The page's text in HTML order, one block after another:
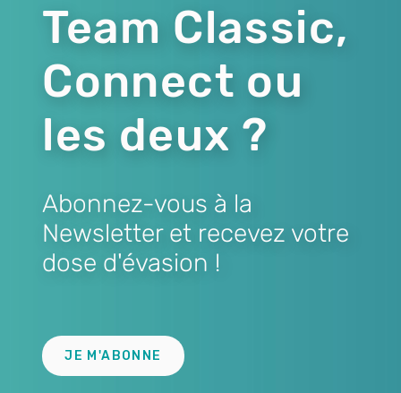
Team Classic,
Connect ou
les deux ?
Abonnez-vous à la
Newsletter et recevez votre
dose d'évasion !
JE M'ABONNE